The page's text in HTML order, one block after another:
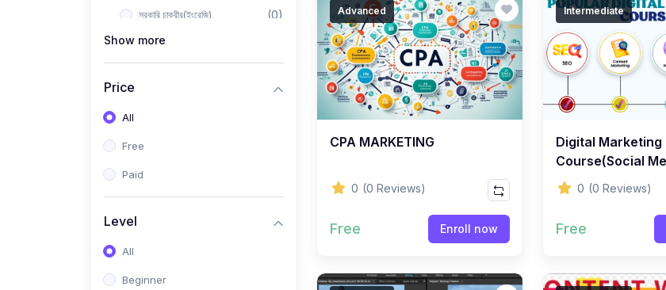
সরকারি চাকুরীর(ইংরেজি) (0)
সরকারি চাকুরীর(গণিত)
Show more
Price
All
Free
Paid
Level
All
Beginner
Advanced
CPA MARKETING
0 (0 Reviews)
Free Enroll now
Intermediate
Digital Marketing
Course(Social
Marketing)
0 (0 Reviews)
Free